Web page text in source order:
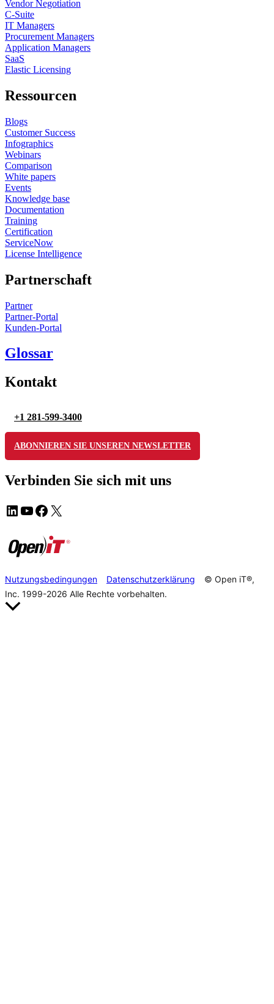
Vendor Negotiation
C-Suite
IT Managers
Procurement Managers
Application Managers
SaaS
Elastic Licensing
Ressourcen
Blogs
Customer Success
Infographics
Webinars
Comparison
White papers
Events
Knowledge base
Documentation
Training
Certification
ServiceNow
License Intelligence
Partnerschaft
Partner
Partner-Portal
Kunden-Portal
Glossar
Kontakt
+1 281-599-3400
ABONNIEREN SIE UNSEREN NEWSLETTER
Verbinden Sie sich mit uns
Nutzungsbedingungen Datenschutzerklärung
© Open iT®,
Inc. 1999-2026 Alle Rechte vorbehalten.